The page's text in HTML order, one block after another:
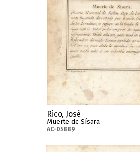
Rico, José
Muerte de Sísara
AC-05889